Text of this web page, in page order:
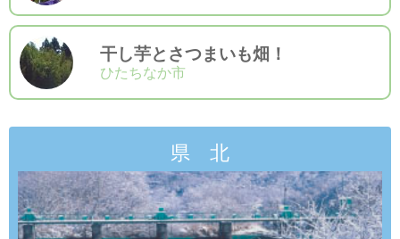
干し芋とさつまいも畑！
ひたちなか市
県 北